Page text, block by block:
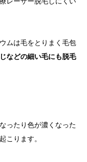
ムは毛をとりまく毛包
などの細い毛にも脱毛
ったり色が濃くなった
こります。